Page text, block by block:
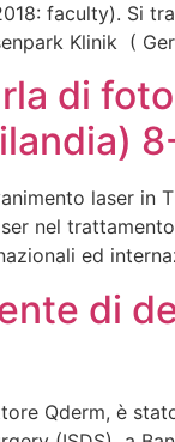
faculty).
Klinik (
di
laser in
nel
ed
di
Qderm, è